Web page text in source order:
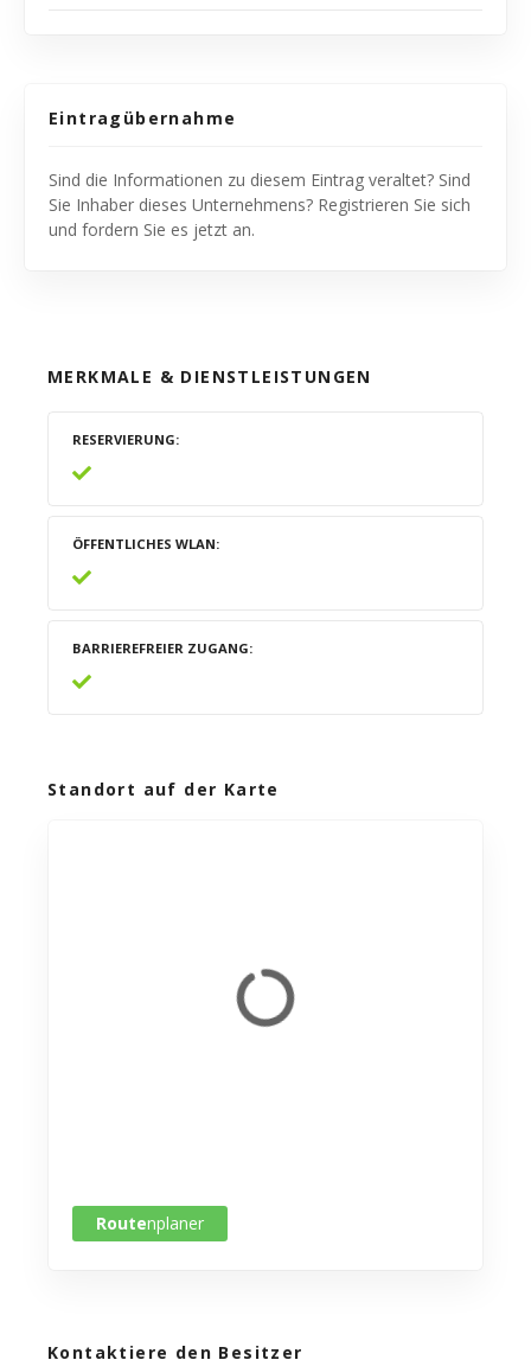
Eintragübernahme
Sind die Informationen zu diesem Eintrag veraltet? Sind
Sie Inhaber dieses Unternehmens? Registrieren Sie sich
und fordern Sie es jetzt an.
MERKMALE & DIENSTLEISTUNGEN
RESERVIERUNG
ÖFFENTLICHES WLAN
BARRIEREFREIER ZUGANG
Standort auf der Karte
Routenplaner
Kontaktiere den Besitzer